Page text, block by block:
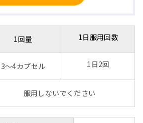
1回量 1日服用回数
3～4カプセル 1日2回
服用しないでください